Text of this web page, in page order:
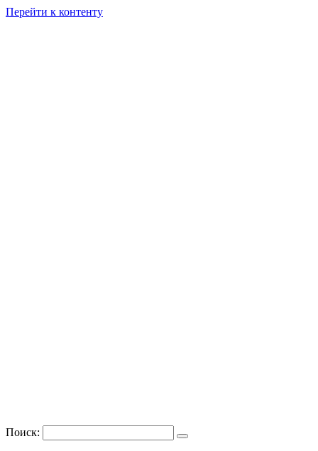
Перейти к контенту
Поиск: